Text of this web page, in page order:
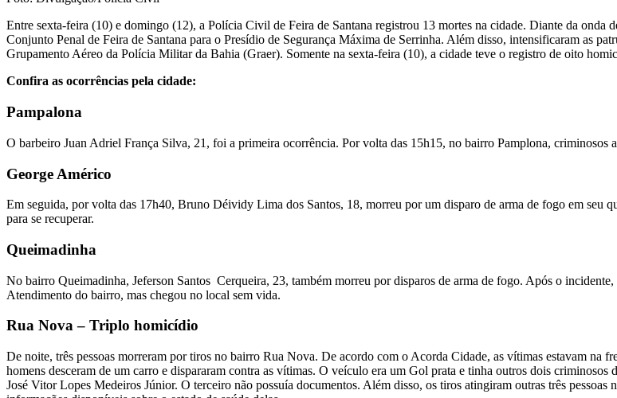
Entre sexta-feira (10) e domingo (12), a Polícia Civil de Feira de Santana registrou 13 mortes na cidade. Diante da onda
Conjunto Penal de Feira de Santana para o Presídio de Segurança Máxima de Serrinha. Além disso, intensificaram as
Grupamento Aéreo da Polícia Militar da Bahia (Graer). Somente na sexta-feira (10), a cidade teve o registro de oito
Confira as ocorrências pela cidade:
Pampalona
O barbeiro Juan Adriel França Silva, 21, foi a primeira ocorrência. Por volta das 15h15, no bairro Pamplona, criminosos
George Américo
Em seguida, por volta das 17h40, Bruno Déividy Lima dos Santos, 18, morreu por um disparo de arma de fogo em
para se recuperar.
Queimadinha
No bairro Queimadinha, Jeferson Santos Cerqueira, 23, também morreu por disparos de arma de fogo. Após o
Atendimento do bairro, mas chegou no local sem vida.
Rua Nova – Triplo homicídio
De noite, três pessoas morreram por tiros no bairro Rua Nova. De acordo com o Acorda Cidade, as vítimas estavam na
homens desceram de um carro e dispararam contra as vítimas. O veículo era um Gol prata e tinha outros dois
José Vitor Lopes Medeiros Júnior. O terceiro não possuía documentos. Além disso, os tiros atingiram outras três